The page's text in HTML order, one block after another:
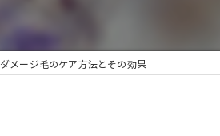
ダメージ毛のケア方法とその効果